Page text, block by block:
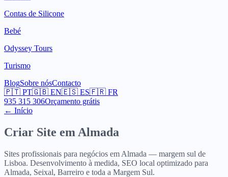
Contas de Silicone
Bebé
Odyssey Tours
Turismo
BlogSobre nósContacto
🇵🇹 PT🇬🇧 EN🇪🇸 ES🇫🇷 FR
935 315 306Orçamento grátis
← Início
Criar Site em Almada
Sites profissionais para negócios em Almada — margem sul de
Lisboa. Desenvolvimento à medida, SEO local optimizado para
Almada, Seixal, Barreiro e toda a Margem Sul.